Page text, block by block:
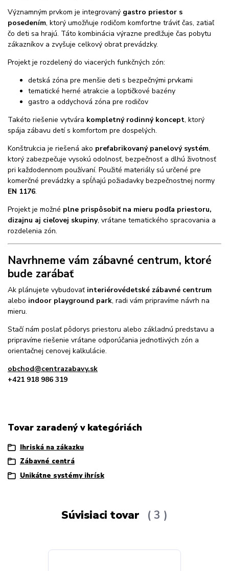
Významným prvkom je integrovaný gastro priestor s
posedením, ktorý umožňuje rodičom komfortne tráviť čas, zatiaľ
čo deti sa hrajú. Táto kombinácia výrazne predlžuje čas pobytu
zákazníkov a zvyšuje celkový obrat prevádzky.
Projekt je rozdelený do viacerých funkčných zón:
detská zóna pre menšie deti s bezpečnými prvkami
tematické herné atrakcie a loptičkové bazény
gastro a oddychová zóna pre rodičov
Takéto riešenie vytvára kompletný rodinný koncept, ktorý
spája zábavu detí s komfortom pre dospelých.
Konštrukcia je riešená ako prefabrikovaný panelový systém,
ktorý zabezpečuje vysokú odolnosť, bezpečnosť a dlhú životnosť
pri každodennom používaní. Použité materiály sú určené pre
komerčné prevádzky a spĺňajú požiadavky bezpečnostnej normy
EN 1176.
Projekt je možné plne prispôsobiť na mieru podľa priestoru,
dizajnu aj cieľovej skupiny, vrátane tematického spracovania a
rozdelenia zón.
Navrhneme vám zábavné centrum, ktoré
bude zarábať
Ak plánujete vybudovať interiérovédetské zábavné centrum
alebo indoor playground park, radi vám pripravíme návrh na
mieru.
Stačí nám poslať pôdorys priestoru alebo základnú predstavu a
pripravíme riešenie vrátane odporúčania jednotlivých zón a
orientačnej cenovej kalkulácie.
obchod@centrazabavy.sk
+421 918 986 319
Tovar zaradený v kategóriách
Ihriská na zákazku
Zábavné centrá
Unikátne systémy ihrísk
Súvisiaci tovar 3